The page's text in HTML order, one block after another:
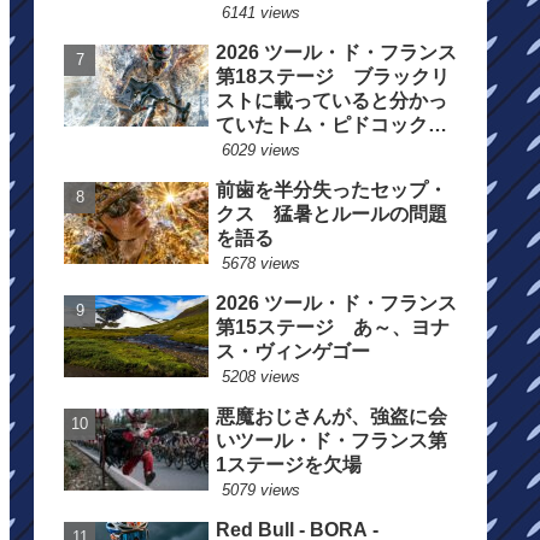
6141 views
2026 ツール・ド・フランス
第18ステージ ブラックリ
ストに載っていると分かっ
ていたトム・ピドコックは
総合順位死守に
6029 views
前歯を半分失ったセップ・
クス 猛暑とルールの問題
を語る
5678 views
2026 ツール・ド・フランス
第15ステージ あ～、ヨナ
ス・ヴィンゲゴー
5208 views
悪魔おじさんが、強盗に会
いツール・ド・フランス第
1ステージを欠場
5079 views
Red Bull - BORA -